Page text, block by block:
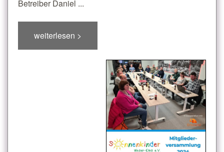
Betreiber Daniel ...
weiterlesen >